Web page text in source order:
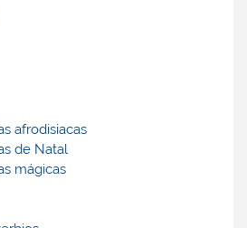
afrodisiacas
de Natal
mágicas